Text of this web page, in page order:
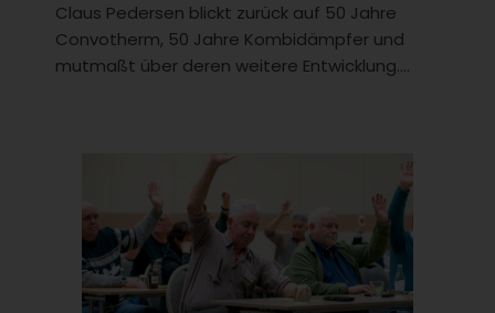
Claus Pedersen blickt zurück auf 50 Jahre
Convotherm, 50 Jahre Kombidämpfer und
mutmaßt über deren weitere Entwicklung....